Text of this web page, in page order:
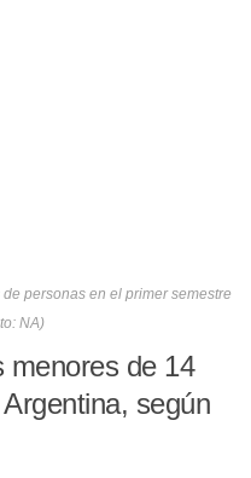
personas en el primer semestre
NA)
menores de 14
según